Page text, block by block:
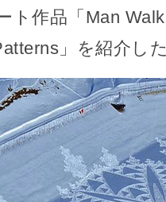
ト作品「Man
」を紹介し